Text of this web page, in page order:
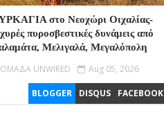
στο Νεοχώρι Οιχαλίας-
πυροσβεστικές δυνάμεις από
Μελιγαλά, Μεγαλόπολη
OMAΔΑ UNWIRED Aug 05, 2026
BLOGGER DISQUS FACEBOOK